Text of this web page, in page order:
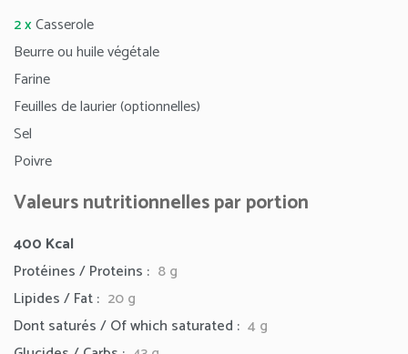
2 xCasserole
Beurre ou huile végétale
Farine
Feuilles de laurier (optionnelles)
Sel
Poivre
Valeurs nutritionnelles par portion
400 Kcal
Protéines / Proteins : 8 g
Lipides / Fat : 20g
Dont saturés / Of which saturated : 4 g